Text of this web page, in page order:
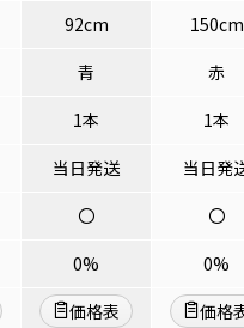
92cm
150cm
青
赤
1本
1本
当日発送
当日発
〇
〇
0%
0%
価格表 価格